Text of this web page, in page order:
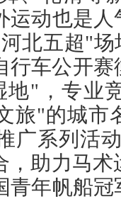
运动也是
北五超"
行车公开
"，专业
旅"的城市
广系列活
助力马术
青年帆船